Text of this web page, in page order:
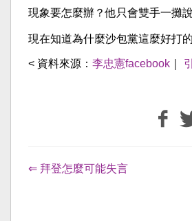
現象要怎麼辦？他只會雙手一攤
現在知道為什麼沙包黨這麼好打
< 資料來源： 李忠憲facebook
⇐ 拜登怎麼可能失言